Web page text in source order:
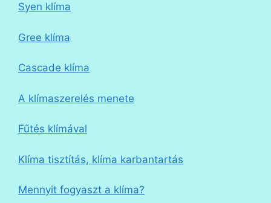
Syen klíma
Gree klíma
Cascade klíma
A klímaszerelés menete
Fűtés klímával
Klíma tisztítás, klíma karbantartás
Mennyit fogyaszt a klíma?